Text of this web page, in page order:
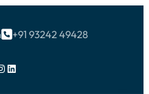
+91 93242 49428
LinkedIn